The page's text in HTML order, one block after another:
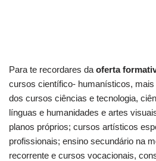
Para te recordares da oferta
cursos científico- humanísticos,
dos cursos ciências e tecnologia,
línguas e humanidades e artes
planos próprios; cursos artísticos
profissionais; ensino secundário na
recorrente e cursos vocacionais,